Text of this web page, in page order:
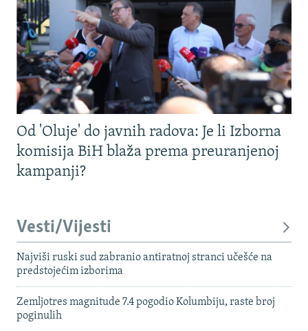
Od 'Oluje' do javnih radova: Je li Izborna
komisija BiH blaža prema preuranjenoj
kampanji?
Vesti/Vijesti
Najviši ruski sud zabranio antiratnoj stranci učešće na
predstojećim izborima
Zemljotres magnitude 7.4 pogodio Kolumbiju, raste broj
poginulih